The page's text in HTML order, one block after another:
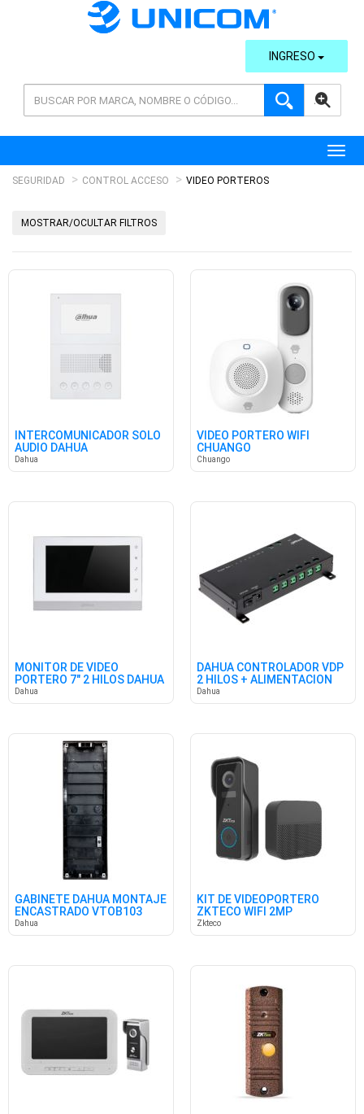
AVANZADA
INGRESO
SEGURIDAD CONTROL ACCESO VIDEO PORTEROS
MOSTRAR/OCULTAR FILTROS
INTERCOMUNICADOR SOLO
AUDIO DAHUA
Dahua
VIDEO PORTERO WIFI
CHUANGO
Chuango
MONITOR DE VIDEO
PORTERO 7" 2 HILOS DAHUA
Dahua
DAHUA CONTROLADOR VDP
2 HILOS + ALIMENTACION
Dahua
GABINETE DAHUA MONTAJE
ENCASTRADO VTOB103
Dahua
KIT DE VIDEOPORTERO
ZKTECO WIFI 2MP
Zkteco